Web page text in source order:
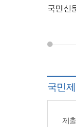
국민신
국민
제